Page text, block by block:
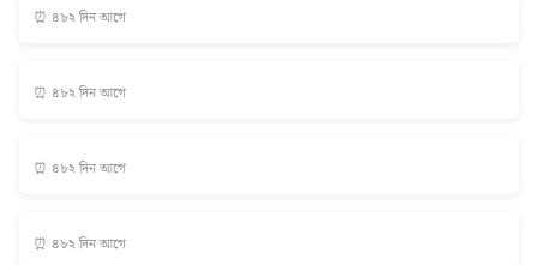
⏰ ৪৮২ দিন আগে
⏰ ৪৮২ দিন আগে
⏰ ৪৮২ দিন আগে
⏰ ৪৮২ দিন আগে